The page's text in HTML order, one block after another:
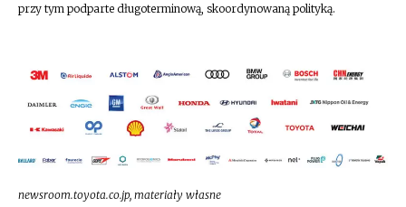
przy tym podparte długoterminową, skoordynowaną polityką.
newsroom.toyota.co.jp, materiały własne